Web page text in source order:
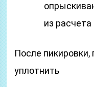
из расчета
После пикировки,
уплотнить